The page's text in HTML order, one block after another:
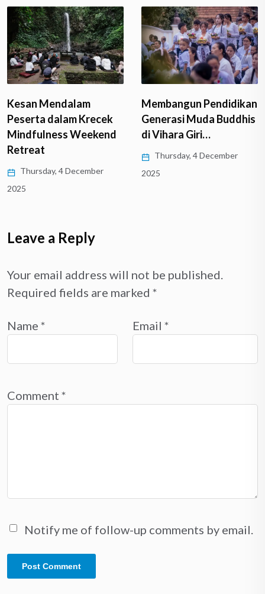
Kesan Mendalam
Peserta dalam Krecek
Mindfulness Weekend
Retreat
Thursday, 4 December
2025
Membangun Pendidikan
Generasi Muda Buddhis
di Vihara Giri…
Thursday, 4 December
2025
Leave a Reply
Your email address will not be published.
Required fields are marked *
Name * Email *
Comment *
Notify me of follow-up comments by email.